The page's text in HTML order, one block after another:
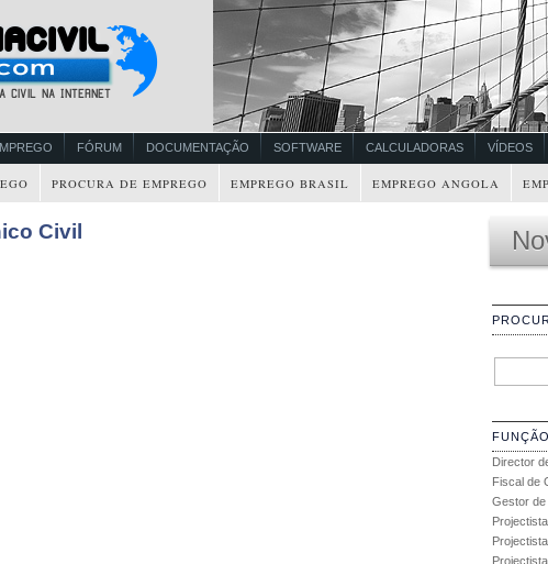
FÓRUM DOCUMENTAÇÃO SOFTWARE CALCULADORAS VÍDEOS
PROCURA DE EMPREGO EMPREGO BRASIL EMPREGO ANGOLA
Civil
Director
Fiscal de
Gestor de